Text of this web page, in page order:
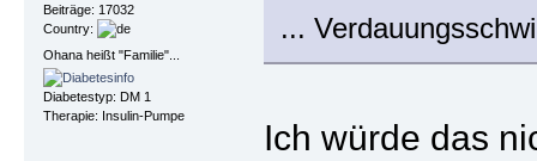
Beiträge: 17032
Country:
Ohana heißt "Familie"...
Diabetestyp: DM 1
Therapie: Insulin-Pumpe
...
Ich würde das